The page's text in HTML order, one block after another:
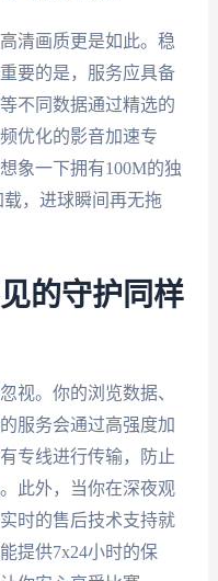
清画质更是如此。稳
要的是，服务应具备
不同数据通过精选的
优化的影音加速专
象一下拥有100M的独
，进球瞬间再无拖
的守护同样
视。你的浏览数据、
服务会通过高强度加
专线进行传输，防止
此外，当你在深夜观
时的售后技术支持就
提供7x24小时的保